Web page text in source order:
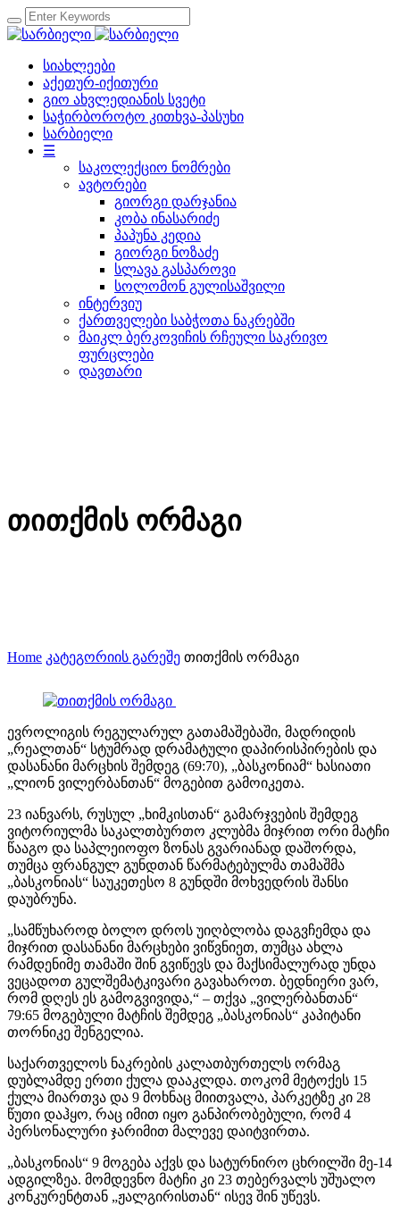
სიახლეები
აქეთურ-იქითური
გიო ახვლედიანის სვეტი
საჭირბოროტო კითხვა-პასუხი
სარბიელი
☰
საკოლექციო ნომრები
ავტორები
გიორგი დარჯანია
კობა ინასარიძე
პაპუნა კედია
გიორგი ნოზაძე
სლავა გასპაროვი
სოლომონ გულისაშვილი
ინტერვიუ
ქართველები საბჭოთა ნაკრებში
მაიკლ ბერკოვიჩის რჩეული საკრივო
ფურცლები
დავთარი
თითქმის ორმაგი
Home კატეგორიის გარეშე თითქმის ორმაგი
ევროლიგის რეგულარულ გათამაშებაში, მადრიდის
„რეალთან“ სტუმრად დრამატული დაპირისპირების და
დასანანი მარცხის შემდეგ (69:70), „ბასკონიამ“ ხასიათი
„ლიონ ვილერბანთან“ მოგებით გამოიკეთა.
23 იანვარს, რუსულ „ხიმკისთან“ გამარჯვების შემდეგ
ვიტორიულმა საკალთბურთო კლუბმა მიჯრით ორი მატჩი
წააგო და საპლეიოფო ზონას გვარიანად დაშორდა,
თუმცა ფრანგულ გუნდთან წარმატებულმა თამაშმა
„ბასკონიას“ საუკეთესო 8 გუნდში მოხვედრის შანსი
დაუბრუნა.
„სამწუხაროდ ბოლო დროს უიღბლობა დაგვჩემდა და
მიჯრით დასანანი მარცხები ვიწვნიეთ, თუმცა ახლა
რამდენიმე თამაში შინ გვიწევს და მაქსიმალურად უნდა
ვეცადოთ გულშემატკივარი გავახაროთ. ბედნიერი ვარ,
რომ დღეს ეს გამოგვივიდა,“ – თქვა „ვილერბანთან“
79:65 მოგებული მატჩის შემდეგ „ბასკონიას“ კაპიტანი
თორნიკე შენგელია.
საქართველოს ნაკრების კალათბურთელს ორმაგ
დუბლამდე ერთი ქულა დააკლდა. თოკომ მეტოქეს 15
ქულა მიართვა და 9 მოხნაც მიითვალა, პარკეტზე კი 28
წუთი დაჰყო, რაც იმით იყო განპირობებული, რომ 4
პერსონალური ჯარიმით მალევე დაიტვირთა.
„ბასკონიას“ 9 მოგება აქვს და სატურნირო ცხრილში მე-14
ადგილზეა. მომდევნო მატჩი კი 23 თებერვალს უშუალო
კონკურენტთან „ჟალგირისთან“ ისევ შინ უწევს.